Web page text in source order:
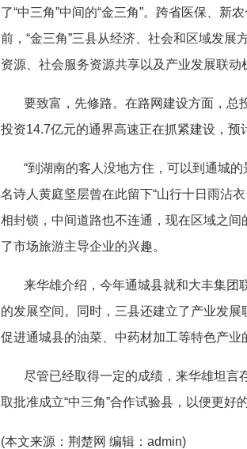
了“中三角”中间的“金三角”。跨省医保、新
前，“金三角”三县从经济、社会和区域发
资源、社会服务资源共享以及产业发展联
要致富，先修路。在路网建设方面，总
投资14.7亿元的通界高速正在抓紧建设，预
“到湖南的客人没地方住，可以到通城
名诗人黄庭坚层曾在此留下“山行十日雨沾
相封锁，中间道路也不连通，现在区域之
了市场旅游主导企业的兴趣。
来华雄介绍，今年通城县就和大丰集团
的发展空间。同时，三县还建立了产业发
促进通城县的油菜、中药材加工等特色产业
尽管已经取得一定的成绩，来华雄坦言
取批准成立“中三角”合作试验县，以便更好
(本文来源：荆楚网 编辑：admin)